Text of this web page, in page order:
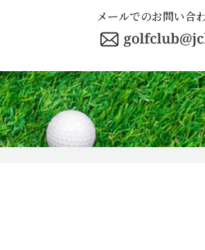
メールでのお問い合